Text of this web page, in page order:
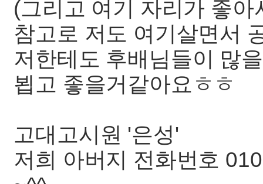
(그리고 여기 자리가 좋
참고로 저도 여기살면서
저한테도 후배님들이 많
뵙고 좋을거같아요ㅎㅎ
고대고시원 '은성'
저희 아버지 전화번호